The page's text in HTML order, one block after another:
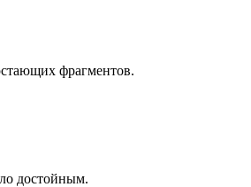
фрагментов.
достойным.